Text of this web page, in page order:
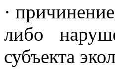
·
либо
субъекта